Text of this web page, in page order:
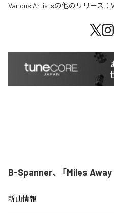
Various Artistsの他のリリース：
B-Spanner、「Miles
新曲情報